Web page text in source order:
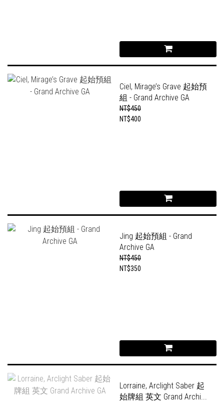
Ciel, Mirage’s Grave 起始預
組 - Grand Archive GA
NT$450
NT$400
Jing 起始預組 - Grand
Archive GA
NT$450
NT$350
Lorraine, Arclight Saber 起
始牌組 英文 Grand Archi...